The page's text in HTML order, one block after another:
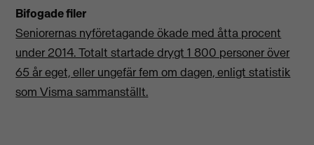
Bifogade filer
Seniorernas nyföretagande ökade med åtta procent
under 2014. Totalt startade drygt 1 800 personer över
65 år eget, eller ungefär fem om dagen, enligt statistik
som Visma sammanställt.